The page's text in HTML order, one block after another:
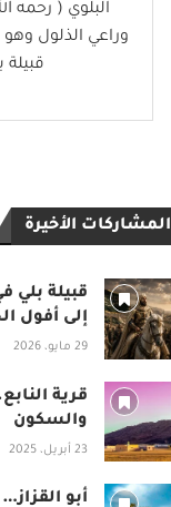
البلوي ( رحمه
وراعي الذلول
المشاركات الأخيرة
قبيلة بلي
إلى أفول
29 مايو، 2026
قرية
والسكون
23 أبريل، 2025
أبو